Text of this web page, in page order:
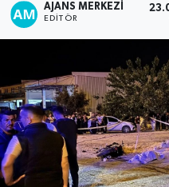
AJANS MERKEZI
EDITÖR